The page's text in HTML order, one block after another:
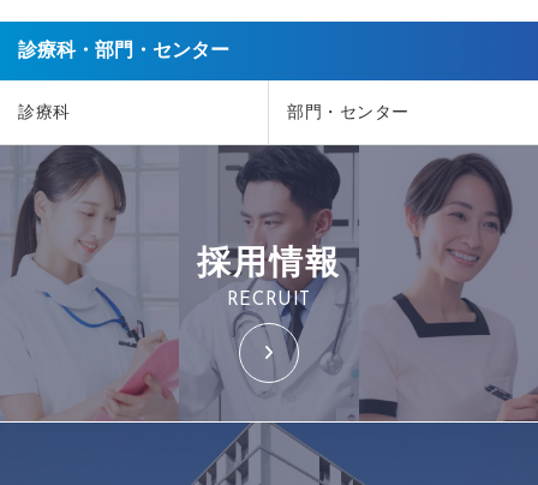
診療科・部門・センター
診療科 部門・センター
採用情報
RECRUIT